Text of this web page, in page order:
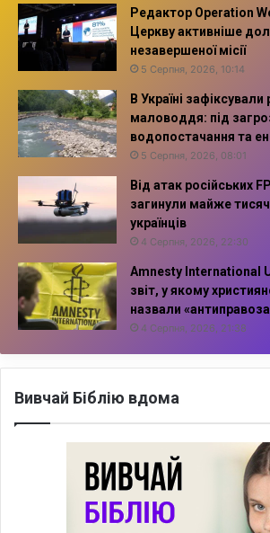
Редактор Operation
Церкву активніше
незавершеної місії
5 Серпня, 2026, 10:14
В Україні
маловоддя: під
водопостачання та
5 Серпня, 2026, 08:01
Від атак російських
загинули майже
українців
4 Серпня, 2026, 22:30
Amnesty International
звіт, у якому
назвали
4 Серпня, 2026, 21:38
Вивчай Біблію вдома